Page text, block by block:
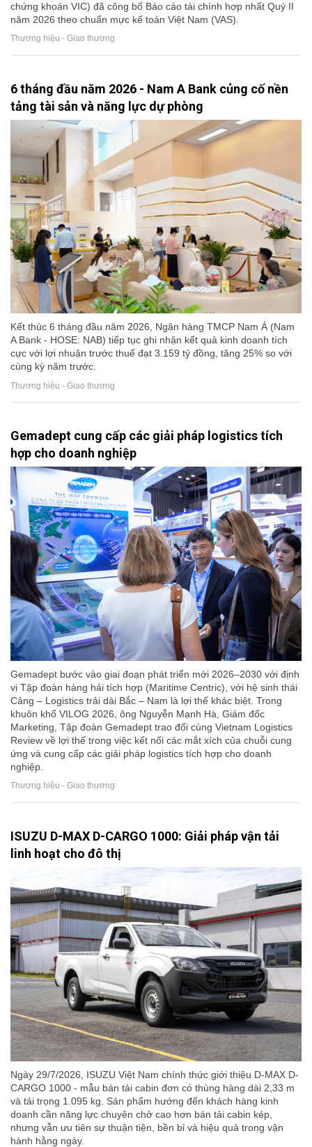
chứng khoán VIC) đã công bố Báo cáo tài chính hợp nhất Quý II
năm 2026 theo chuẩn mực kế toán Việt Nam (VAS).
Thương hiệu - Giao thương
6 tháng đầu năm 2026 - Nam A Bank củng cố nền
tảng tài sản và năng lực dự phòng
Kết thúc 6 tháng đầu năm 2026, Ngân hàng TMCP Nam Á (Nam
A Bank - HOSE: NAB) tiếp tục ghi nhận kết quả kinh doanh tích
cực với lợi nhuận trước thuế đạt 3.159 tỷ đồng, tăng 25% so với
cùng kỳ năm trước.
Thương hiệu - Giao thương
Gemadept cung cấp các giải pháp logistics tích
hợp cho doanh nghiệp
Gemadept bước vào giai đoạn phát triển mới 2026–2030 với định
vị Tập đoàn hàng hải tích hợp (Maritime Centric), với hệ sinh thái
Cảng – Logistics trải dài Bắc – Nam là lợi thế khác biệt. Trong
khuôn khổ VILOG 2026, ông Nguyễn Mạnh Hà, Giám đốc
Marketing, Tập đoàn Gemadept trao đổi cùng Vietnam Logistics
Review về lợi thế trong việc kết nối các mắt xích của chuỗi cung
ứng và cung cấp các giải pháp logistics tích hợp cho doanh
nghiệp.
Thương hiệu - Giao thương
ISUZU D-MAX D-CARGO 1000: Giải pháp vận tải
linh hoạt cho đô thị
Ngày 29/7/2026, ISUZU Việt Nam chính thức giới thiệu D-MAX D-
CARGO 1000 - mẫu bán tải cabin đơn có thùng hàng dài 2,33 m
và tải trọng 1.095 kg. Sản phẩm hướng đến khách hàng kinh
doanh cần năng lực chuyên chở cao hơn bán tải cabin kép,
nhưng vẫn ưu tiên sự thuận tiện, bền bỉ và hiệu quả trong vận
hành hằng ngày.